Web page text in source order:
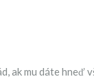
ak mu dáte